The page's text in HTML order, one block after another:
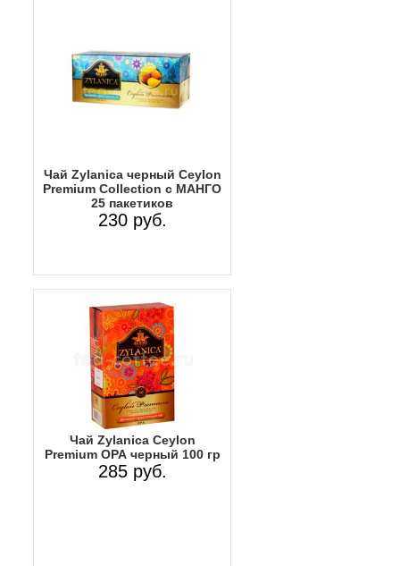
Чай Zylanica черный Ceylon
Premium Collection с МАНГО
25 пакетиков
230 руб.
Чай Zylanica Ceylon
Premium ОРА черный 100 гр
285 руб.